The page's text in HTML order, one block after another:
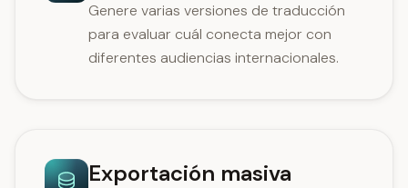
Genere varias versiones de traducción
para evaluar cuál conecta mejor con
diferentes audiencias internacionales.
Exportación masiva